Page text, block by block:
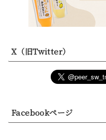
X（旧Twitter）
Facebookページ